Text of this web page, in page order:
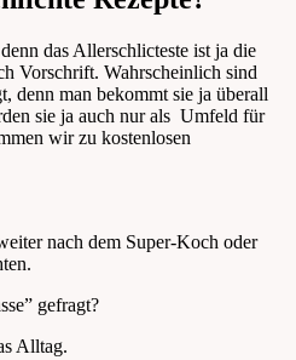
das Allerschlicteste ist ja die
Vorschrift. Wahrscheinlich sind
denn man bekommt sie ja überall
sie ja auch nur als Umfeld für
wir zu kostenlosen
nach dem Super-Koch oder
gefragt?
Alltag.